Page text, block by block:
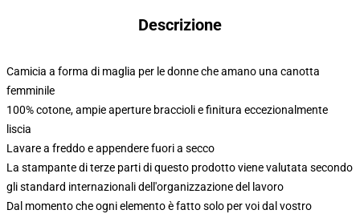
Descrizione
Camicia a forma di maglia per le donne che amano una canotta
femminile
100% cotone, ampie aperture braccioli e finitura eccezionalmente
liscia
Lavare a freddo e appendere fuori a secco
La stampante di terze parti di questo prodotto viene valutata secondo
gli standard internazionali dell'organizzazione del lavoro
Dal momento che ogni elemento è fatto solo per voi dal vostro